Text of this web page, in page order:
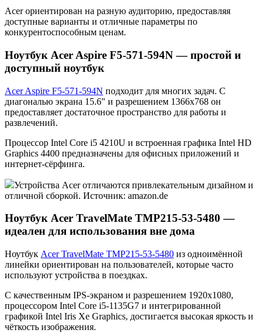
Acer ориентирован на разную аудиторию, предоставляя
доступные варианты и отличные параметры по
конкурентоспособным ценам.
Ноутбук Acer Aspire F5-571-594N — простой и
доступный ноутбук
Acer Aspire F5-571-594N подходит для многих задач. С
диагональю экрана 15.6" и разрешением 1366x768 он
предоставляет достаточное пространство для работы и
развлечений.
Процессор Intel Core i5 4210U и встроенная графика Intel HD
Graphics 4400 предназначены для офисных приложений и
интернет-сёрфинга.
Устройства Acer отличаются привлекательным дизайном и
отличной сборкой. Источник: amazon.de
Ноутбук Acer TravelMate TMP215-53-5480 —
идеален для использования вне дома
Ноутбук Acer TravelMate TMP215-53-5480 из одноимённой
линейки ориентирован на пользователей, которые часто
используют устройства в поездках.
С качественным IPS-экраном и разрешением 1920x1080,
процессором Intel Core i5-1135G7 и интегрированной
графикой Intel Iris Xe Graphics, достигается высокая яркость и
чёткость изображения.